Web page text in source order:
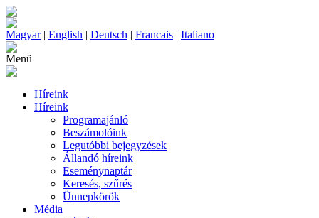
Magyar| English | Deutsch | Francais | Italiano
Menü
Híreink
Híreink
Programajánló
Beszámolóink
Legutóbbi bejegyzések
Állandó híreink
Eseménynaptár
Keresés, szűrés
Ünnepkörök
Média